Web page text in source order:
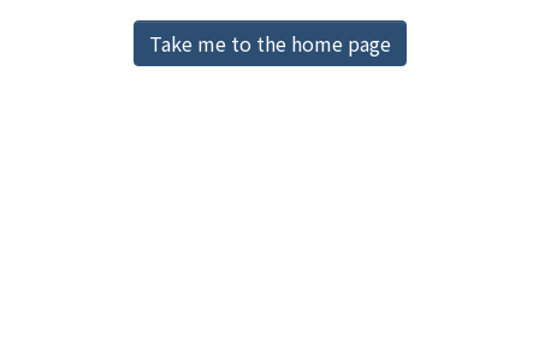
Download RankingTake me to the home page